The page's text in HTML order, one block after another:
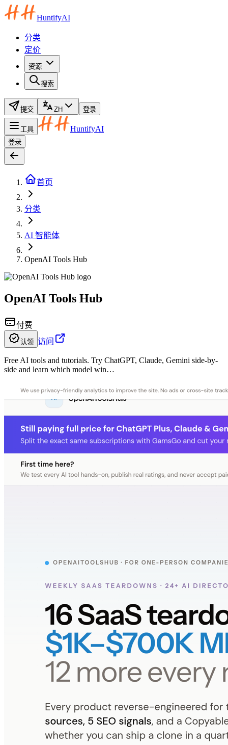
HuntifyAI
分类
定价
资源
搜索
提交 ZH 登录
工具 HuntifyAI
登录
首页
分类
AI 智能体
OpenAI Tools Hub
OpenAI Tools Hub
付费
认领 访问
Free AI tools and tutorials. Try ChatGPT, Claude, Gemini side-by-
side and learn which model win…